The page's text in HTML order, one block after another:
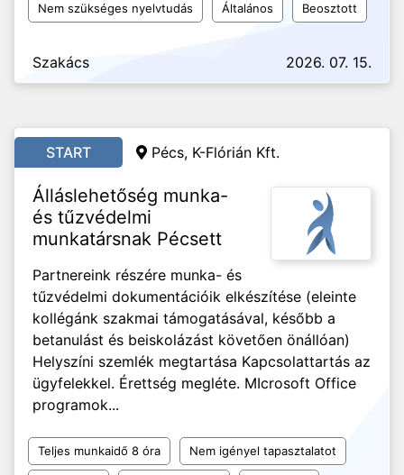
Nem szükséges nyelvtudás Általános Beosztott
Szakács 2026. 07. 15.
START Pécs, K-Flórián Kft.
Álláslehetőség munka-
és tűzvédelmi
munkatársnak Pécsett
Partnereink részére munka- és
tűzvédelmi dokumentációik elkészítése (eleinte
kollégánk szakmai támogatásával, később a
betanulást és beiskolázást követően önállóan)
Helyszíni szemlék megtartása Kapcsolattartás az
ügyfelekkel. Érettség megléte. MIcrosoft Office
programok...
Teljes munkaidő 8 óra Nem igényel tapasztalatot